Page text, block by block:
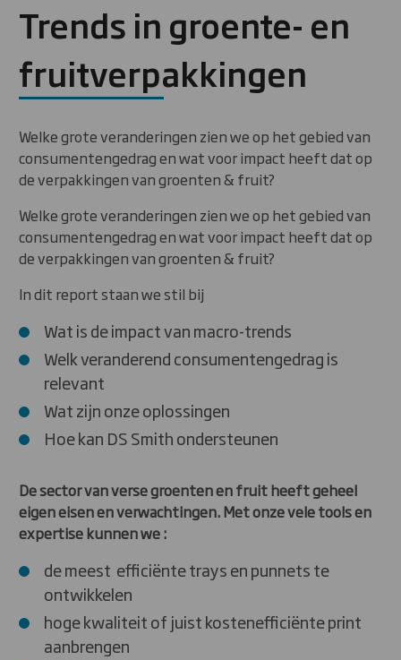
Trends in groente- en
fruitverpakkingen
Welke grote veranderingen zien we op het gebied van
consumentengedrag en wat voor impact heeft dat op
de verpakkingen van groenten & fruit?
Welke grote veranderingen zien we op het gebied van
consumentengedrag en wat voor impact heeft dat op
de verpakkingen van groenten & fruit?
In dit report staan we stil bij
Wat is de impact van macro-trends
Welk veranderend consumentengedrag is
relevant
Wat zijn onze oplossingen
Hoe kan DS Smith ondersteunen
De sector van verse groenten en fruit heeft geheel
eigen eisen en verwachtingen. Met onze vele tools en
expertise kunnen we :
de meest efficiënte trays en punnets te
ontwikkelen
hoge kwaliteit of juist kostenefficiënte print
aanbrengen